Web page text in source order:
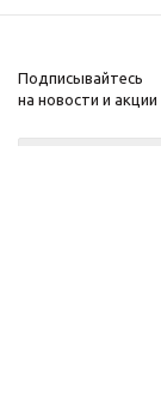
Подписывайтесь
на новости и акции